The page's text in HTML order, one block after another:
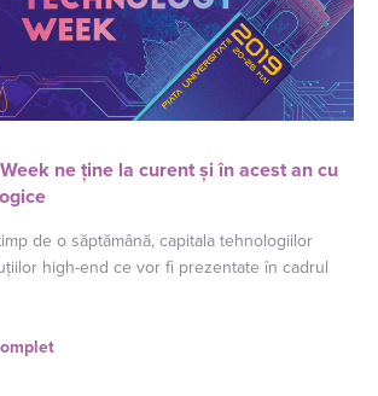
ne ține la curent și în acest an cu
de o săptămână, capitala tehnologiilor
high-end ce vor fi prezentate în cadrul